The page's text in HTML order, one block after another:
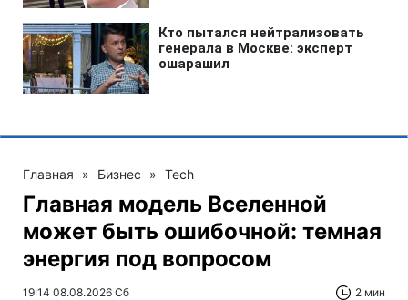
Главная » Бизнес » Tech
Главная модель Вселенной
может быть ошибочной: темная
энергия под вопросом
19:14 08.08.2026 Сб 2 мин